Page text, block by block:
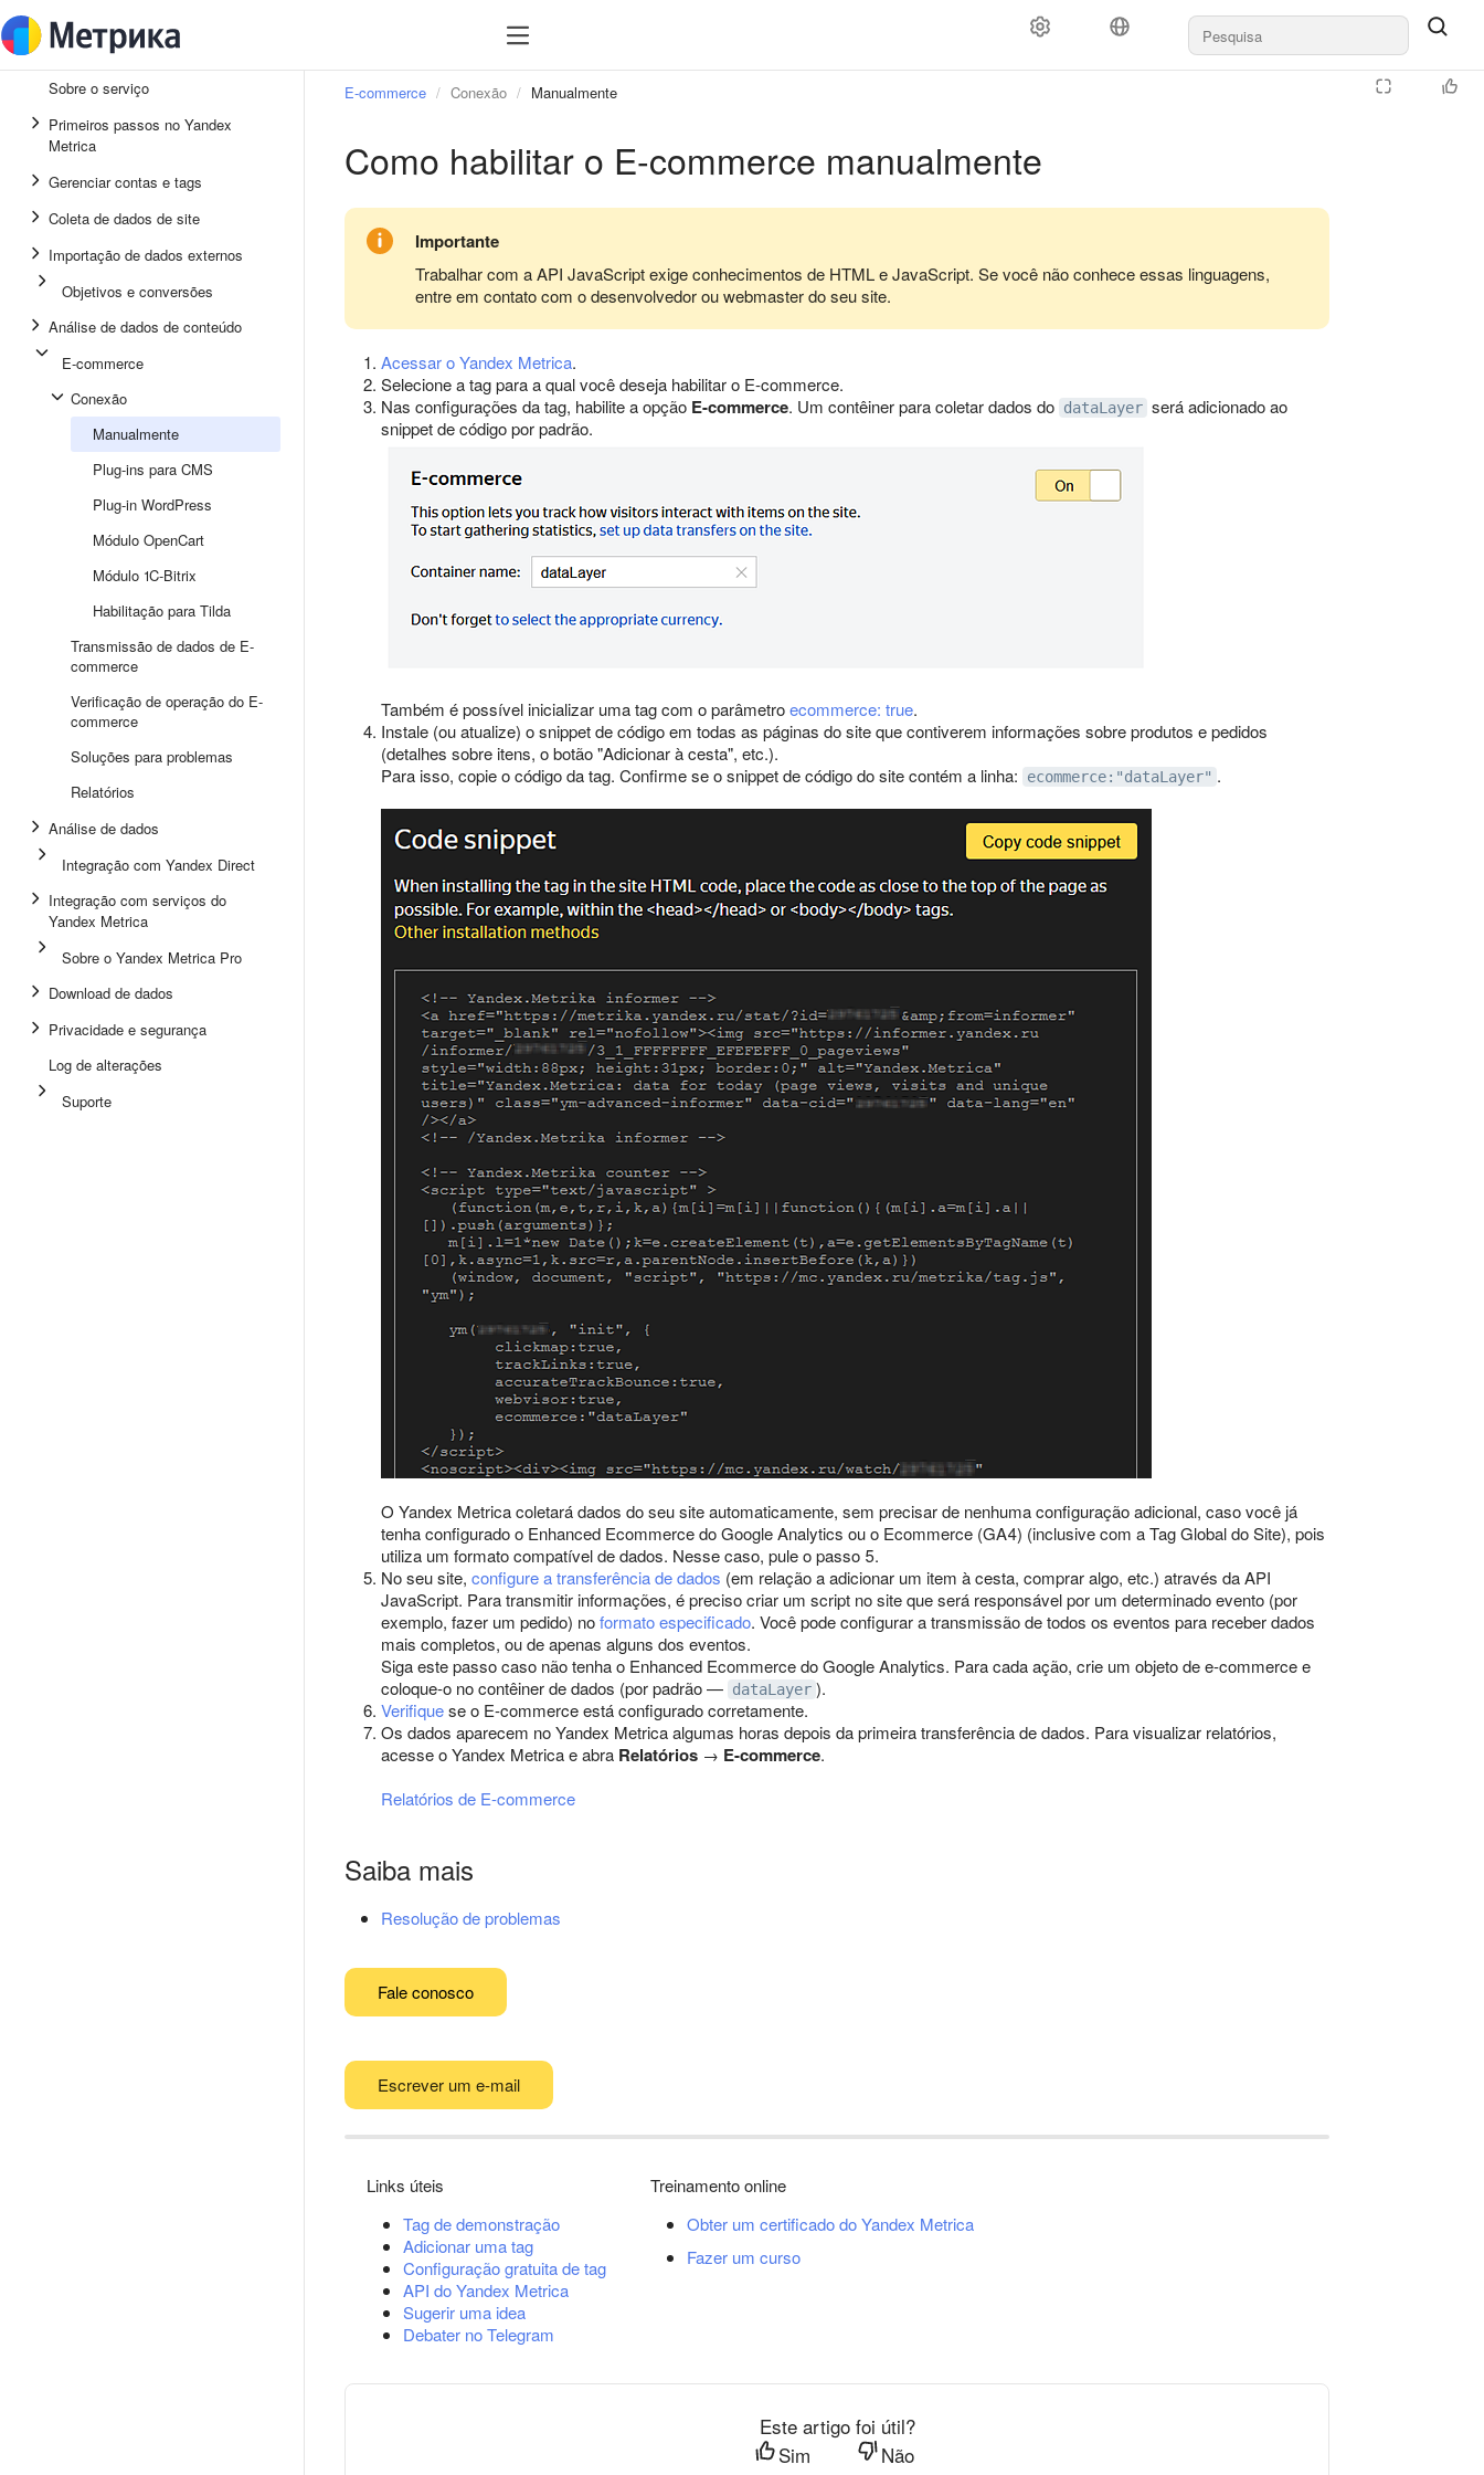
Sobre o serviço
Primeiros passos no Yandex
Metrica
Gerenciar contas e tags
Coleta de dados de site
Importação de dados externos
Objetivos e conversões
Análise de dados de conteúdo
E-commerce
Conexão
Manualmente
Plug-ins para CMS
Plug-in WordPress
Módulo OpenCart
Módulo 1C-Bitrix
Habilitação para Tilda
Transmissão de dados de E-
commerce
Verificação de operação do E-
commerce
Soluções para problemas
Relatórios
Análise de dados
Integração com Yandex Direct
Integração com serviços do
Yandex Metrica
Sobre o Yandex Metrica Pro
Download de dados
Privacidade e segurança
Log de alterações
Suporte
E-commerce Conexão Manualmente
Como habilitar o E-commerce manualmente
Importante
Trabalhar com a API JavaScript exige conhecimentos de HTML e JavaScript. Se você não conhece essas linguagens,
entre em contato com o desenvolvedor ou webmaster do seu site.
Acessar o Yandex Metrica.
Selecione a tag para a qual você deseja habilitar o E-commerce.
Nas configurações da tag, habilite a opção E-commerce. Um contêiner para coletar dados do dataLayer será adicionado ao
snippet de código por padrão.
Também é possível inicializar uma tag com o parâmetroecommerce: true.
Instale (ou atualize) o snippet de código em todas as páginas do site que contiverem informações sobre produtos e pedidos
(detalhes sobre itens, o botão "Adicionar à cesta", etc.).
Para isso, copie o código da tag. Confirme se o snippet de código do site contém a linha:
ecommerce:"dataLayer" .
O Yandex Metrica coletará dados do seu site automaticamente, sem precisar de nenhuma configuração adicional, caso você já
tenha configurado o Enhanced Ecommerce do Google Analytics ou o Ecommerce (GA4) (inclusive com a Tag Global do Site), pois
utiliza um formato compatível de dados. Nesse caso, pule o passo 5.
No seu site, configure a transferência de dados (em relação a adicionar um item à cesta, comprar algo, etc.) através da API
JavaScript. Para transmitir informações, é preciso criar um script no site que será responsável por um determinado evento (por
exemplo, fazer um pedido) noformato especificado. Você pode configurar a transmissão de todos os eventos para receber dados
mais completos, ou de apenas alguns dos eventos.
Siga este passo caso não tenha o Enhanced Ecommerce do Google Analytics. Para cada ação, crie um objeto de e-commerce e
coloque-o no contêiner de dados (por padrão — dataLayer ).
Verifiquese o E-commerce está configurado corretamente.
Os dados aparecem no Yandex Metrica algumas horas depois da primeira transferência de dados. Para visualizar relatórios,
acesse o Yandex Metrica e abra Relatórios → E-commerce.
Relatórios de E-commerce
Saiba mais
Resolução de problemas
Fale conosco
Escrever um e-mail
Links úteis
Tag de demonstração
Adicionar uma tag
Configuração gratuita de tag
API do Yandex Metrica
Sugerir uma idea
Debater no Telegram
Treinamento online
Obter um certificado do Yandex Metrica
Fazer um curso
Este artigo foi útil?
Sim
Não